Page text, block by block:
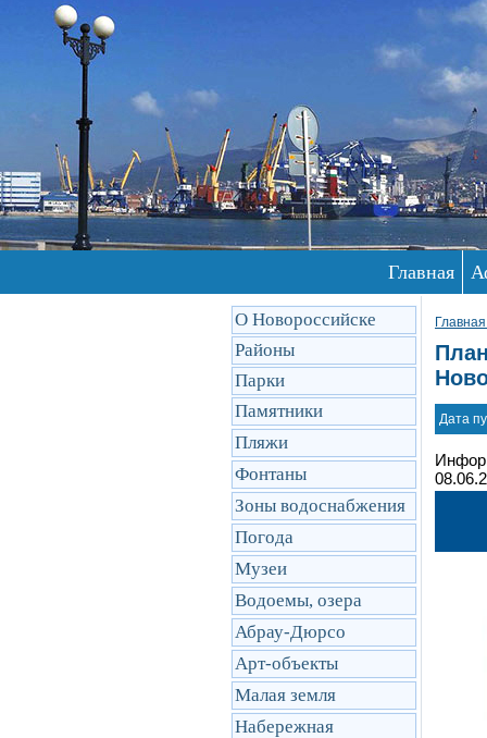
Главная
О Новороссийске
Районы
Парки
Памятники
Пляжи
Фонтаны
Зоны водоснабжения
Погода
Музеи
Водоемы, озера
Абрау-Дюрсо
Арт-объекты
Малая земля
Набережная
Дата